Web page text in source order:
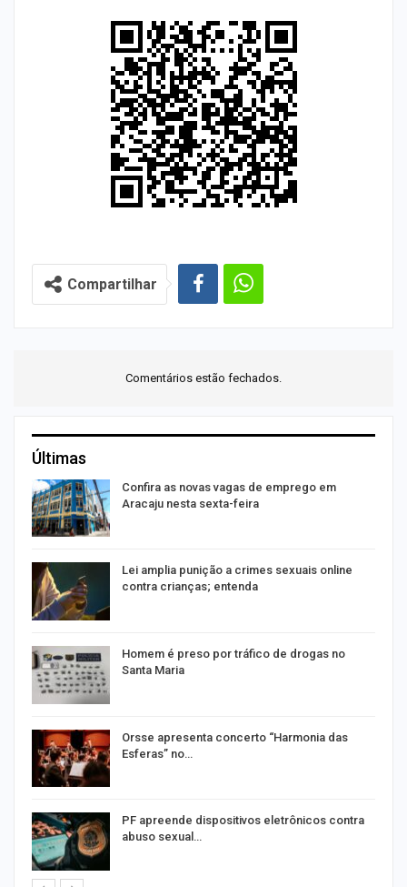
Compartilhar
Comentários estão fechados.
Últimas
Confira as novas vagas de emprego em
Aracaju nesta sexta-feira
Lei amplia punição a crimes sexuais online
contra crianças; entenda
Homem é preso por tráfico de drogas no
Santa Maria
Orsse apresenta concerto “Harmonia das
Esferas” no…
PF apreende dispositivos eletrônicos contra
abuso sexual…